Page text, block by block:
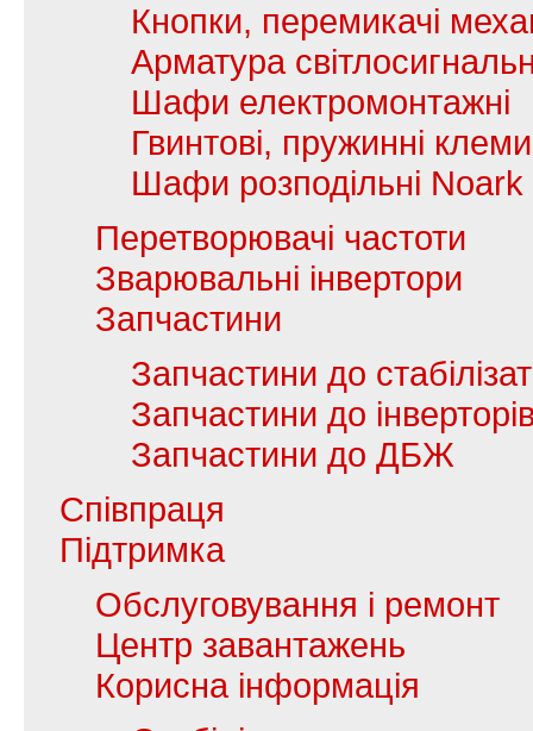
Кнопки, перемикачі
Арматура
Шафи електромонтажні
Гвинтові, пружинні
Шафи розподільні Noark
Перетворювачі частоти
Зварювальні інвертори
Запчастини
Запчастини до
Запчастини до
Запчастини до ДБЖ
Співпраця
Підтримка
Обслуговування і ремонт
Центр завантажень
Корисна інформація